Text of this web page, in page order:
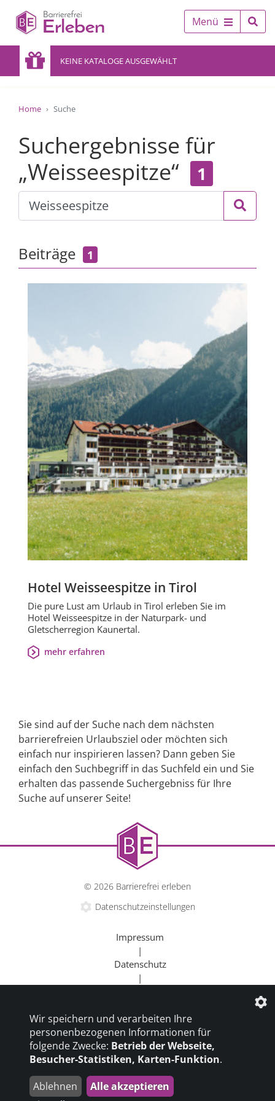
Menü
KEINE KATALOGE AUSGEWÄHLT
Home Suche
Suchergebnisse für
„Weisseespitze“
1
Beiträge 1
Hotel Weisseespitze in Tirol
Die pure Lust am Urlaub in Tirol erleben Sie im
Hotel Weisseespitze in der Naturpark- und
Gletscherregion Kaunertal.
mehr erfahren
Sie sind auf der Suche nach dem nächsten
barrierefreien Urlaubsziel oder möchten sich
einfach nur inspirieren lassen? Dann geben Sie
einfach den Suchbegriff in das Suchfeld ein und Sie
erhalten das passende Suchergebniss für Ihre
Suche auf unserer Seite!
© 2026 Barrierefrei erleben
Datenschutzeinstellungen
Impressum
|
Datenschutz
|
Beratung
|
Goldener Rollstuhl
|
Wir speichern und verarbeiten Ihre
personenbezogenen Informationen für
folgende Zwecke: Betrieb der Webseite,
Besucher-Statistiken, Karten-Funktion.
Ablehnen
Alle akzeptieren